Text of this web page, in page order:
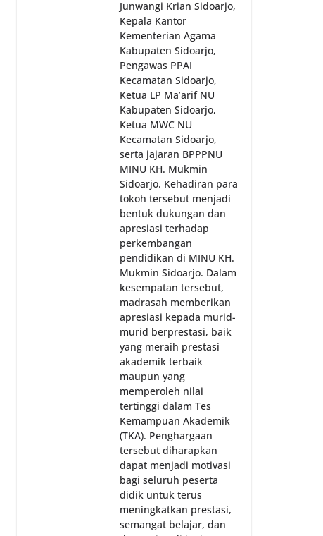
Junwangi Krian Sidoarjo,
Kepala Kantor
Kementerian Agama
Kabupaten Sidoarjo,
Pengawas PPAI
Kecamatan Sidoarjo,
Ketua LP Ma’arif NU
Kabupaten Sidoarjo,
Ketua MWC NU
Kecamatan Sidoarjo,
serta jajaran BPPPNU
MINU KH. Mukmin
Sidoarjo. Kehadiran para
tokoh tersebut menjadi
bentuk dukungan dan
apresiasi terhadap
perkembangan
pendidikan di MINU KH.
Mukmin Sidoarjo. Dalam
kesempatan tersebut,
madrasah memberikan
apresiasi kepada murid-
murid berprestasi, baik
yang meraih prestasi
akademik terbaik
maupun yang
memperoleh nilai
tertinggi dalam Tes
Kemampuan Akademik
(TKA). Penghargaan
tersebut diharapkan
dapat menjadi motivasi
bagi seluruh peserta
didik untuk terus
meningkatkan prestasi,
semangat belajar, dan